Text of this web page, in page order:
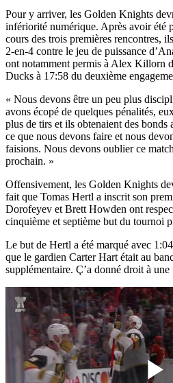
Pour y arriver, les Golden Knights
infériorité numérique. Après avoir été
cours des trois premières rencontres,
2-en-4 contre le jeu de puissance
ont notamment permis à Alex Killorn
Ducks à 17:58 du deuxième
« Nous devons être un peu plus
avons écopé de quelques pénalités,
plus de tirs et ils obtenaient des
ce que nous devons faire et nous
faisions. Nous devons oublier ce
prochain. »
Offensivement, les Golden Knights
fait que Tomas Hertl a inscrit son
Dorofeyev et Brett Howden ont
cinquième et septième but du tournoi
Le but de Hertl a été marqué avec
que le gardien Carter Hart était au
supplémentaire. Ç’a donné droit à